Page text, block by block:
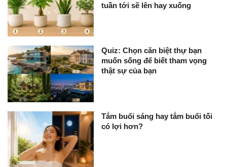
tuần tới sẽ lên hay xuống
Quiz: Chọn căn biệt thự bạn
muốn sống để biết tham vọng
thật sự của bạn
Tắm buổi sáng hay tắm buổi tối
có lợi hơn?